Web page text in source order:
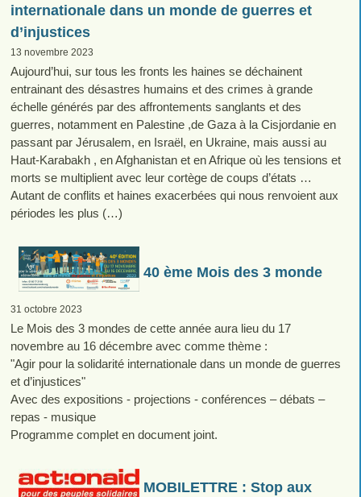
internationale dans un monde de guerres et
d’injustices
13 novembre 2023
Aujourd’hui, sur tous les fronts les haines se déchainent
entrainant des désastres humains et des crimes à grande
échelle générés par des affrontements sanglants et des
guerres, notamment en Palestine ,de Gaza à la Cisjordanie en
passant par Jérusalem, en Israël, en Ukraine, mais aussi au
Haut-Karabakh , en Afghanistan et en Afrique où les tensions et
morts se multiplient avec leur cortège de coups d’états …
Autant de conflits et haines exacerbées qui nous renvoient aux
périodes les plus (…)
40 ème Mois des 3 monde
31 octobre 2023
Le Mois des 3 mondes de cette année aura lieu du 17
novembre au 16 décembre avec comme thème :
"Agir pour la solidarité internationale dans un monde de guerres
et d’injustices"
Avec des expositions - projections - conférences – débats –
repas - musique
Programme complet en document joint.
MOBILETTRE : Stop aux